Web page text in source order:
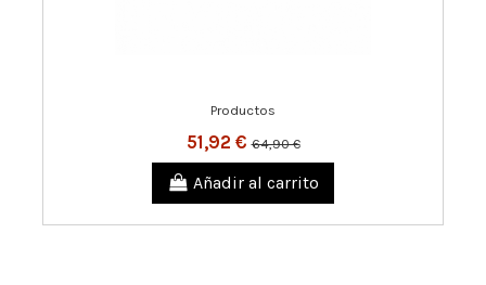
Productos
51,92 €64,90 €
Añadir al carrito